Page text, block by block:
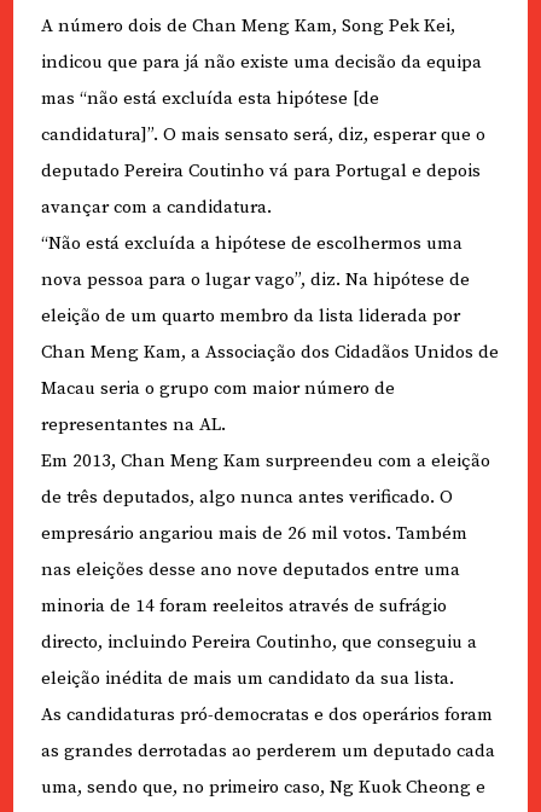
A número dois de Chan Meng Kam, Song Pek Kei,
indicou que para já não existe uma decisão da equipa
mas “não está excluída esta hipótese [de
candidatura]”. O mais sensato será, diz, esperar que o
deputado Pereira Coutinho vá para Portugal e depois
avançar com a candidatura.
“Não está excluída a hipótese de escolhermos uma
nova pessoa para o lugar vago”, diz. Na hipótese de
eleição de um quarto membro da lista liderada por
Chan Meng Kam, a Associação dos Cidadãos Unidos de
Macau seria o grupo com maior número de
representantes na AL.
Em 2013, Chan Meng Kam surpreendeu com a eleição
de três deputados, algo nunca antes verificado. O
empresário angariou mais de 26 mil votos. Também
nas eleições desse ano nove deputados entre uma
minoria de 14 foram reeleitos através de sufrágio
directo, incluindo Pereira Coutinho, que conseguiu a
eleição inédita de mais um candidato da sua lista.
As candidaturas pró-democratas e dos operários foram
as grandes derrotadas ao perderem um deputado cada
uma, sendo que, no primeiro caso, Ng Kuok Cheong e